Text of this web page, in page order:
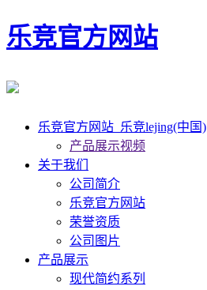
乐竞官方网站
乐竞官方网站_乐竞lejing(中国)
产品展示视频
关于我们
公司简介
乐竞官方网站
荣誉资质
公司图片
产品展示
现代简约系列